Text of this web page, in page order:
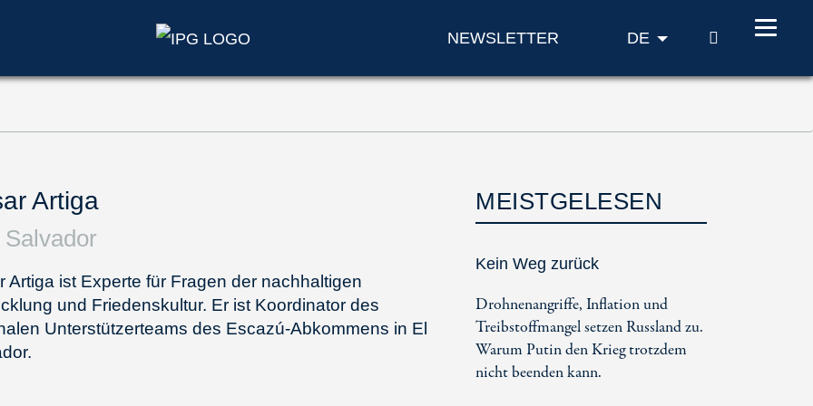
NEWSLETTER DE SUCHE
Artiga
Salvador
Artiga ist Experte für Fragen der nachhaltigen
und Friedenskultur. Er ist Koordinator des
Unterstützerteams des Escazú-Abkommens in El
MEISTGELESEN
Kein Weg zurück
Drohnenangriffe, Inflation und
Treibstoffmangel setzen Russland zu.
Warum Putin den Krieg trotzdem
nicht beenden kann.